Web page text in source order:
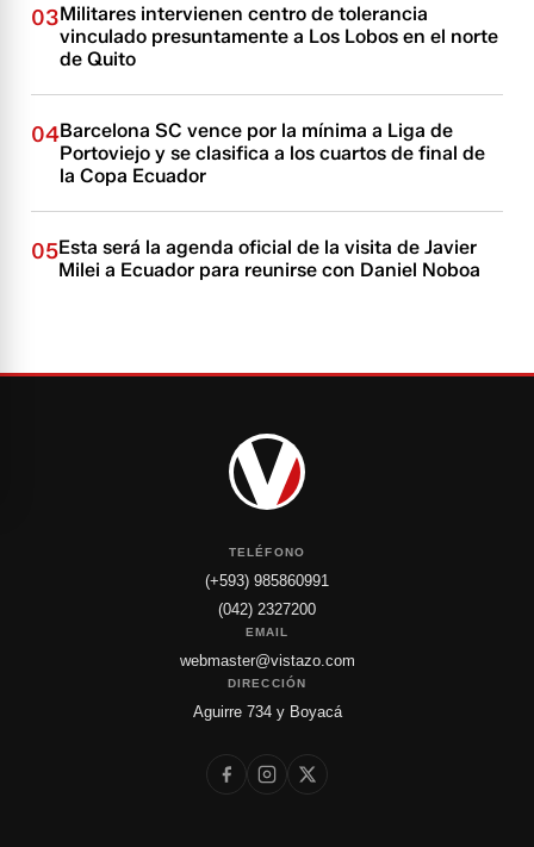
03Militares intervienen centro de tolerancia
vinculado presuntamente a Los Lobos en el norte
de Quito
04Barcelona SC vence por la mínima a Liga de
Portoviejo y se clasifica a los cuartos de final de
la Copa Ecuador
05Esta será la agenda oficial de la visita de Javier
Milei a Ecuador para reunirse con Daniel Noboa
TELÉFONO
(+593) 985860991
(042) 2327200
EMAIL
webmaster@vistazo.com
DIRECCIÓN
Aguirre 734 y Boyacá